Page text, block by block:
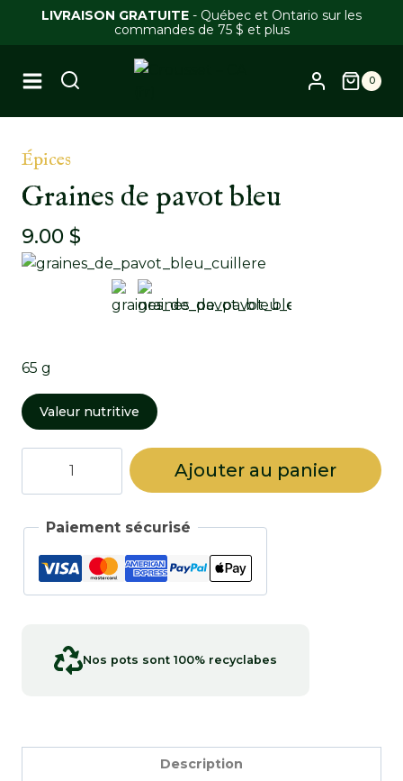
LIVRAISON GRATUITE - Québec et Ontario sur les
commandes de 75 $ et plus
0
Épices
Graines de pavot bleu
9.00 $
65 g
Valeur nutritive
de
bleu
Ajouter au panier
Paiement sécurisé
Nos pots sont 100% recyclabes
Description